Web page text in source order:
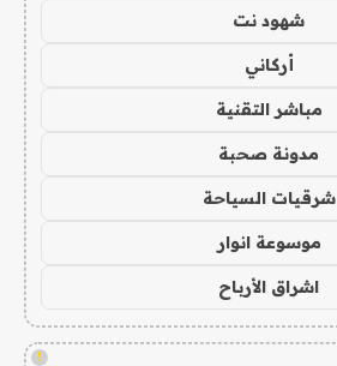
شهود نت
أركاني
مباشر التقنية
مدونة صحبة
شرقيات السياحة
موسوعة انوار
اشراق الأرباح
!